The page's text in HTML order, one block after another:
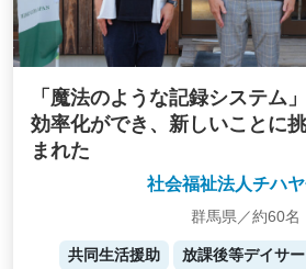
「魔法のような記録システム
効率化ができ、新しいことに
まれた
社会福祉法人チハ
群馬県／約60名
共同生活援助 放課後等デイサ